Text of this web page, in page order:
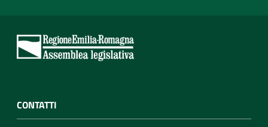
CONTATTI